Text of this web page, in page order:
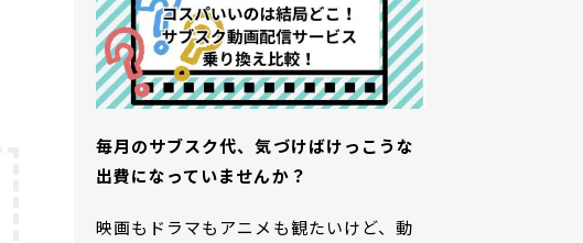
毎月のサブスク代、気づけばけっこうな
出費になっていませんか？
映画もドラマもアニメも観たいけど、動